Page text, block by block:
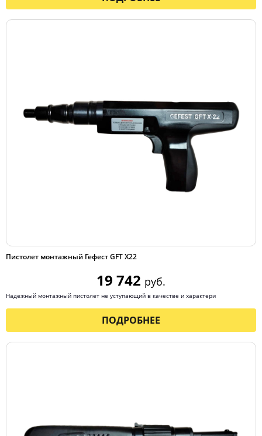
Пистолет монтажный Гефест GFT X22
19 742 руб.
Надежный монтажный пистолет не уступающий в качестве и характери
ПОДРОБНЕЕ